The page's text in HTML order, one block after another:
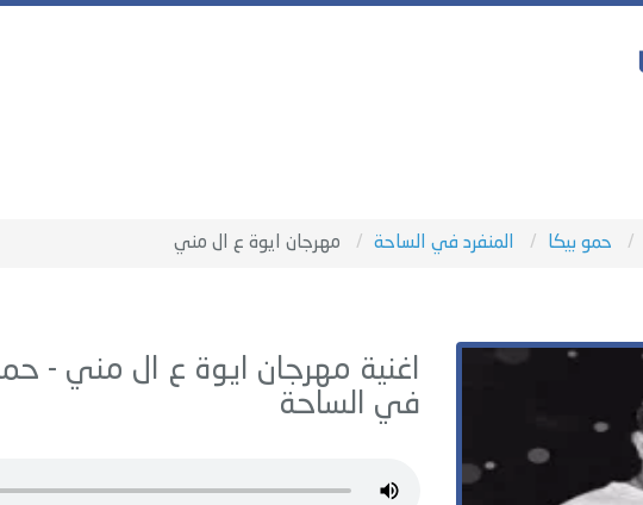
حمو بيكا المنفرد في الساحة مهرجان ايوة ع ال مني
اغنية مهرجان ايوة ع ال مني -
في الساحة